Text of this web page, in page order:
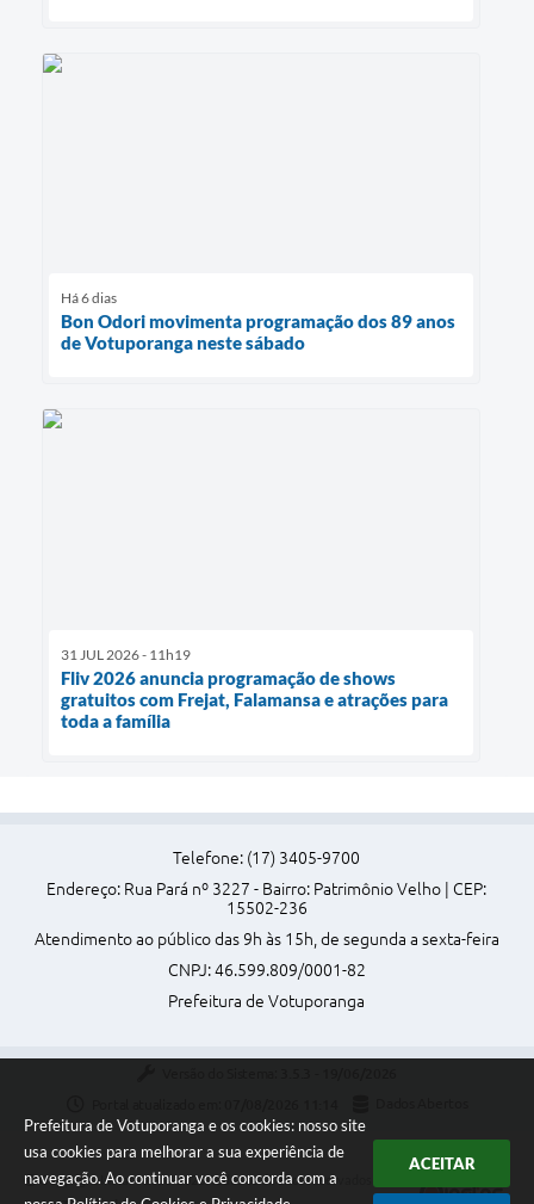
Prefeitura de Votuporanga e os cookies: nosso site
usa cookies para melhorar a sua experiência de
navegação. Ao continuar você concorda com a
ACEITAR
Há 6 dias
Bon Odori movimenta programação dos 89 anos
de Votuporanga neste sábado
31 JUL 2026 - 11h19
Fliv 2026 anuncia programação de shows
gratuitos com Frejat, Falamansa e atrações para
toda a família
Telefone: (17) 3405-9700
Endereço: Rua Pará nº 3227 - Bairro: Patrimônio Velho | CEP:
15502-236
Atendimento ao público das 9h às 15h, de segunda a sexta-feira
CNPJ: 46.599.809/0001-82
Prefeitura de Votuporanga
Copyright Instar - 2006-2026. Todos os direitos reservados -